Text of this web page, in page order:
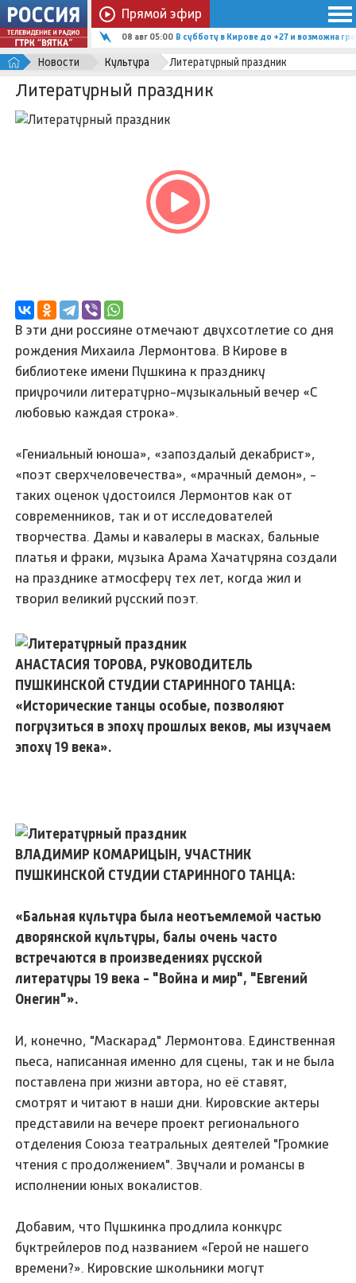
Прямой эфир
08 авг 05:00 В субботу в Кирове до +27 и возможна
Новости Культура Литературный праздник
Литературный праздник
В эти дни россияне отмечают двухсотлетие со дня
рождения Михаила Лермонтова. В Кирове в
библиотеке имени Пушкина к празднику
приурочили литературно-музыкальный вечер «С
любовью каждая строка».
«Гениальный юноша», «запоздалый декабрист»,
«поэт сверхчеловечества», «мрачный демон», -
таких оценок удостоился Лермонтов как от
современников, так и от исследователей
творчества. Дамы и кавалеры в масках, бальные
платья и фраки, музыка Арама Хачатуряна создали
на празднике атмосферу тех лет, когда жил и
творил великий русский поэт.
АНАСТАСИЯ ТОРОВА, РУКОВОДИТЕЛЬ
ПУШКИНСКОЙ СТУДИИ СТАРИННОГО ТАНЦА:
«Исторические танцы особые, позволяют
погрузиться в эпоху прошлых веков, мы изучаем
эпоху 19 века».
ВЛАДИМИР КОМАРИЦЫН, УЧАСТНИК
ПУШКИНСКОЙ СТУДИИ СТАРИННОГО ТАНЦА:
«Бальная культура была неотъемлемой частью
дворянской культуры, балы очень часто
встречаются в произведениях русской
литературы 19 века - "Война и мир", "Евгений
Онегин"».
И, конечно, "Маскарад" Лермонтова. Единственная
пьеса, написанная именно для сцены, так и не была
поставлена при жизни автора, но её ставят,
смотрят и читают в наши дни. Кировские актеры
представили на вечере проект регионального
отделения Союза театральных деятелей "Громкие
чтения с продолжением". Звучали и романсы в
исполнении юных вокалистов.
Добавим, что Пушкинка продлила конкурс
буктрейлеров под названием «Герой не нашего
времени?». Кировские школьники могут